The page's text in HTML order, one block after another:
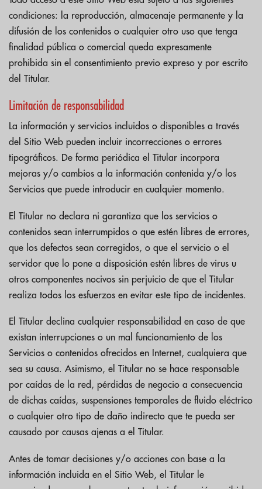
condiciones: la reproducción, almacenaje permanente y la
difusión de los contenidos o cualquier otro uso que tenga
finalidad pública o comercial queda expresamente
prohibida sin el consentimiento previo expreso y por escrito
del Titular.
Limitación de responsabilidad
La información y servicios incluidos o disponibles a través
del Sitio Web pueden incluir incorrecciones o errores
tipográficos. De forma periódica el Titular incorpora
mejoras y/o cambios a la información contenida y/o los
Servicios que puede introducir en cualquier momento.
El Titular no declara ni garantiza que los servicios o
contenidos sean interrumpidos o que estén libres de errores,
que los defectos sean corregidos, o que el servicio o el
servidor que lo pone a disposición estén libres de virus u
otros componentes nocivos sin perjuicio de que el Titular
realiza todos los esfuerzos en evitar este tipo de incidentes.
El Titular declina cualquier responsabilidad en caso de que
existan interrupciones o un mal funcionamiento de los
Servicios o contenidos ofrecidos en Internet, cualquiera que
sea su causa. Asimismo, el Titular no se hace responsable
por caídas de la red, pérdidas de negocio a consecuencia
de dichas caídas, suspensiones temporales de fluido eléctrico
o cualquier otro tipo de daño indirecto que te pueda ser
causado por causas ajenas a el Titular.
Antes de tomar decisiones y/o acciones con base a la
información incluida en el Sitio Web, el Titular le